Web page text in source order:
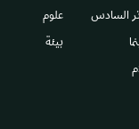
السادس​ علوم
بيئة